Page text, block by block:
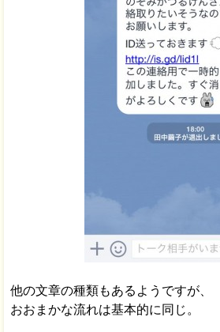
他の文章の種類もあるようですが、
おおまかな流れは基本的に同じ。